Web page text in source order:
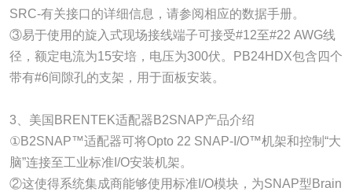
SRC-有关接口的详细信息，请参阅相应的数据手册。
③易于使用的旋入式现场接线端子可接受#12至#22 AWG线
径，额定电流为15安培，电压为300伏。PB24HDX包含四个
带有#6间隙孔的支架，用于面板安装。
3、美国BRENTEK适配器B2SNAP产品介绍
①B2SNAP™适配器可将Opto 22 SNAP-I/O™机架和控制“大
脑”连接至工业标准I/O安装机架。
②这使得系统集成商能够使用标准I/O模块，为SNAP型Brain